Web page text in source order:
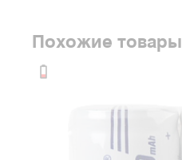
Похожие товары